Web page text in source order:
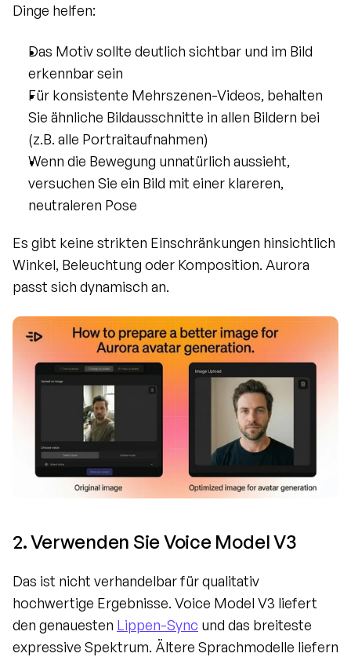
Dinge helfen:
Das Motiv sollte deutlich sichtbar und im Bild
erkennbar sein
Für konsistente Mehrszenen-Videos, behalten
Sie ähnliche Bildausschnitte in allen Bildern bei
(z.B. alle Portraitaufnahmen)
Wenn die Bewegung unnatürlich aussieht,
versuchen Sie ein Bild mit einer klareren,
neutraleren Pose
Es gibt keine strikten Einschränkungen hinsichtlich
Winkel, Beleuchtung oder Komposition. Aurora
passt sich dynamisch an.
2. Verwenden Sie Voice Model V3
Das ist nicht verhandelbar für qualitativ
hochwertige Ergebnisse. Voice Model V3 liefert
den genauesten Lippen-Sync und das breiteste
expressive Spektrum. Ältere Sprachmodelle liefern